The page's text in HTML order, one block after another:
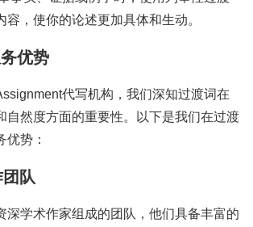
容，使你的论述更加具体和生动。
优势
代写机构，我们深知过渡词在
自然度方面的重要性。以下是我们在过渡
优势：
队
深学术作家组成的团队，他们具备丰富的